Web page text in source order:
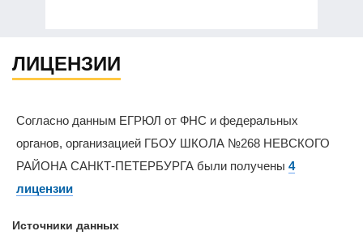
ЛИЦЕНЗИИ
Согласно данным ЕГРЮЛ от ФНС и федеральных
органов, организацией ГБОУ ШКОЛА №268 НЕВСКОГО
РАЙОНА САНКТ-ПЕТЕРБУРГА были получены 4
лицензии
Источники данных